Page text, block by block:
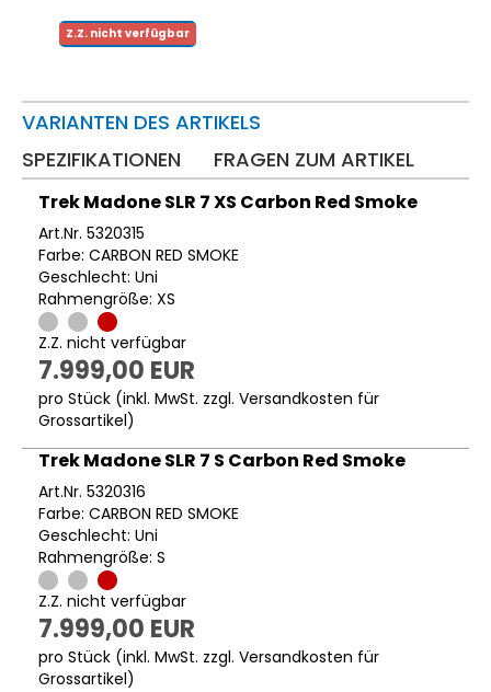
Z.Z. nicht verfügbar
VARIANTEN DES ARTIKELS
SPEZIFIKATIONEN
FRAGEN ZUM ARTIKEL
Trek Madone SLR 7 XS Carbon Red Smoke
Art.Nr. 5320315
Farbe: CARBON RED SMOKE
Geschlecht: Uni
Rahmengröße: XS
Z.Z. nicht verfügbar
7.999,00 EUR
pro Stück (inkl. MwSt. zzgl. Versandkosten für
Grossartikel)
Trek Madone SLR 7 S Carbon Red Smoke
Art.Nr. 5320316
Farbe: CARBON RED SMOKE
Geschlecht: Uni
Rahmengröße: S
Z.Z. nicht verfügbar
7.999,00 EUR
pro Stück (inkl. MwSt. zzgl. Versandkosten für
Grossartikel)